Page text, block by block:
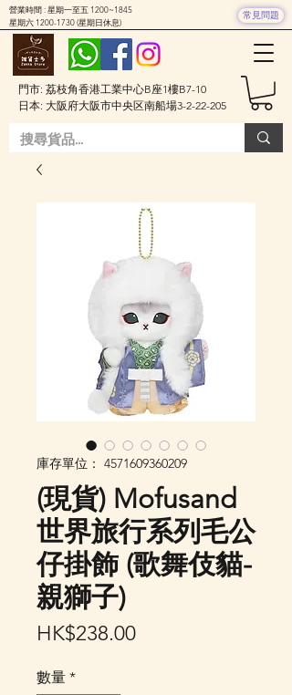
門市: 荔枝角香港工業中心B座1樓B7-10
日本: 大阪府大阪市中央区南船場3-2-22-205
營業時間 : 星期一至五 1200~1845
星期六 1200-1730(星期日休息)
常見問題
庫存單位： 4571609360209
(現貨) Mofusand
世界旅行系列毛公
仔掛飾 (歌舞伎貓-
親獅子)
HK$238.00價
數量 *